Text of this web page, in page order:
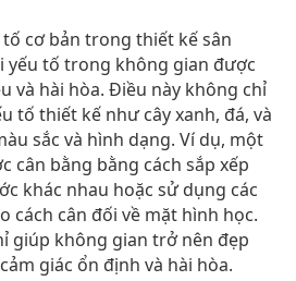
cơ bản trong thiết kế sân
yếu tố trong không gian được
và hài hòa. Điều này không chỉ
tố thiết kế như cây xanh, đá, và
sắc và hình dạng. Ví dụ, một
cân bằng bằng cách sắp xếp
khác nhau hoặc sử dụng các
cách cân đối về mặt hình học.
giúp không gian trở nên đẹp
giác ổn định và hài hòa.